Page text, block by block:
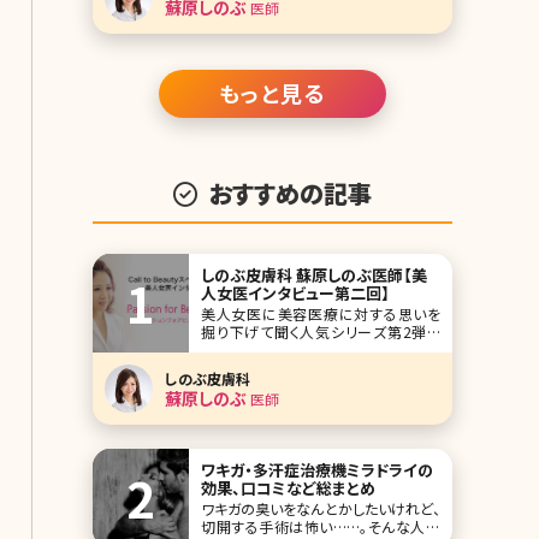
穴をあけ、肌が持っている創傷治癒効
果によって肌のコンディシ
蘇原しのぶ医師
もっと見る
おすすめの記事
しのぶ皮膚科 蘇原しのぶ医師【美
人女医インタビュー第二回】
美人女医に美容医療に対する思いを
掘り下げて聞く人気シリーズ第2弾で
す。今回は皮膚科ひと筋で、白斑専門の
皮膚科の副院長を経て、東京港区三田
（東京メトロ南北線、都営三田線白金高
輪駅）で皮膚科・美容皮膚科を開業さ
れたしのぶ皮膚科院長の皮膚科医、蘇
しのぶ皮膚科
蘇原しのぶ医師
ワキガ・多汗症治療機ミラドライの
効果、口コミなど総まとめ
ワキガの臭いをなんとかしたいけれど、
切開する手術は怖い……。そんな人か